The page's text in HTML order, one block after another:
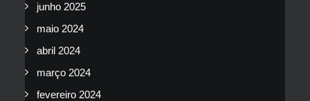
junho 2025
maio 2024
abril 2024
março 2024
fevereiro 2024